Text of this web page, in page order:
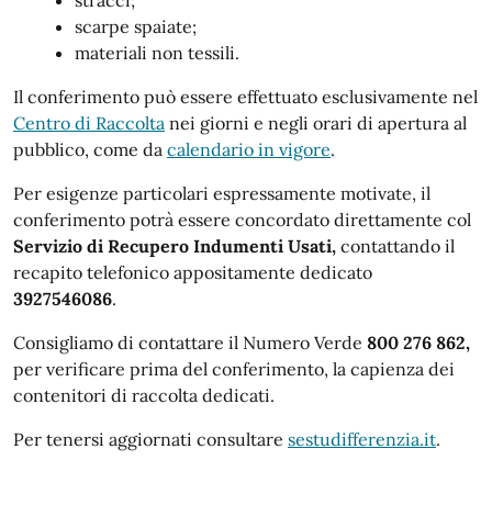
scarpe spaiate;
materiali non tessili.
Il conferimento può essere effettuato esclusivamente nel
Centro di Raccolta nei giorni e negli orari di apertura al
pubblico, come da calendario in vigore.
Per esigenze particolari espressamente motivate, il
conferimento potrà essere concordato direttamente col
Servizio di Recupero Indumenti Usati, contattando il
recapito telefonico appositamente dedicato
3927546086.
Consigliamo di contattare il Numero Verde 800 276 862,
per verificare prima del conferimento, la capienza dei
contenitori di raccolta dedicati.
Per tenersi aggiornati consultare sestudifferenzia.it.